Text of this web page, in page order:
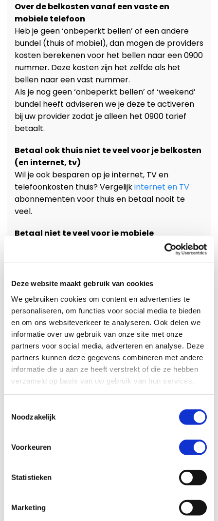
Deze website maakt gebruik van cookies
We gebruiken cookies om content en advertenties te
personaliseren, om functies voor social media te bieden
en om ons websiteverkeer te analyseren. Ook delen we
informatie over uw gebruik van onze site met onze
partners voor social media, adverteren en analyse. Deze
partners kunnen deze gegevens combineren met andere
informatie die u aan ze heeft verstrekt of die ze hebben
verzameld op basis van uw gebruik van hun services.
Noodzakelijk
Voorkeuren
Statistieken
Marketing
Over de belkosten vanaf een vaste en
mobiele telefoon
Heb je geen ‘onbeperkt bellen’ of een andere
bundel (thuis of mobiel), dan mogen de providers
kosten berekenen voor het bellen naar een 0900
nummer. Deze kosten zijn het zelfde als het
bellen naar een vast nummer.
Als je nog geen ‘onbeperkt bellen’ of ‘weekend’
bundel heeft adviseren we je deze te activeren
bij uw provider zodat je alleen het 0900 tarief
betaalt.
Betaal ook thuis niet te veel voor je belkosten
(en internet, tv)
Wil je ook besparen op je internet, TV en
telefoonkosten thuis? Vergelijkinternet en TV
abonnementen voor thuis en betaal nooit te
veel.
Betaal niet te veel voor je mobiele
te veel.
Aantal aanbieders:0
Laagste Tarief:per minuut
Hoogste Tarief:per minuut
Alle tarieven zijn in Euro’s en per minuut. De
beltarieven zijn het laatst bijgewerkt op zaterdag
8 augustus 2026 om 09:45
Afghanistan